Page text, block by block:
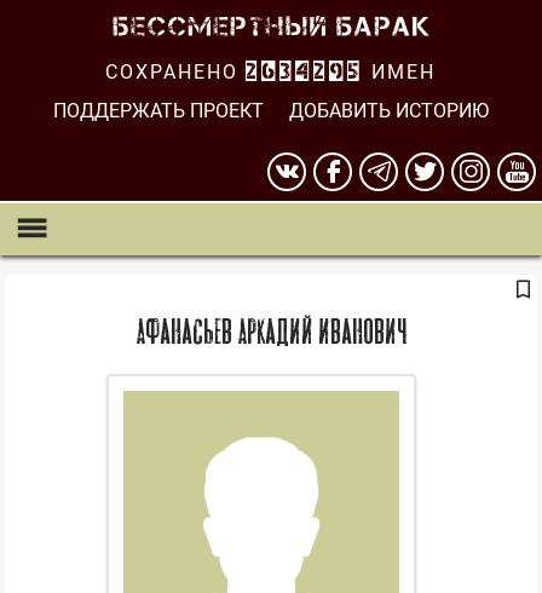
СОХРАНЕНО 2634295
ИМЕН
ПОДДЕРЖАТЬ ПРОЕКТ
ДОБАВИТЬ ИСТОРИЮ
Афанасьев Аркадий Иванович